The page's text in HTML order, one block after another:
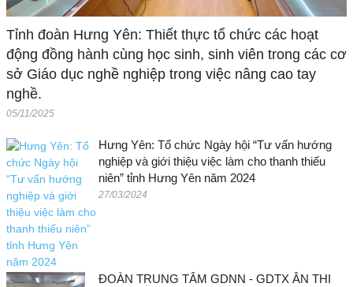
Tỉnh đoàn Hưng Yên: Thiết thực tổ chức các hoạt
động đồng hành cùng học sinh, sinh viên trong các cơ
sở Giáo dục nghề nghiệp trong việc nâng cao tay
nghề.
05/11/2025
Hưng Yên: Tổ chức Ngày hội “Tư vấn hướng
nghiệp và giới thiệu việc làm cho thanh thiếu
niên” tỉnh Hưng Yên năm 2024
27/03/2024
ĐOÀN TRUNG TÂM GDNN - GDTX ÂN THI